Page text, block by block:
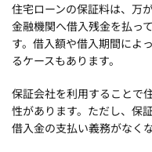
住宅ローンの保証料は、万
金融機関へ借入残金を払っ
す。借入額や借入期間によ
るケースもあります。
保証会社を利用することで
性があります。ただし、保
借入金の支払い義務がなく